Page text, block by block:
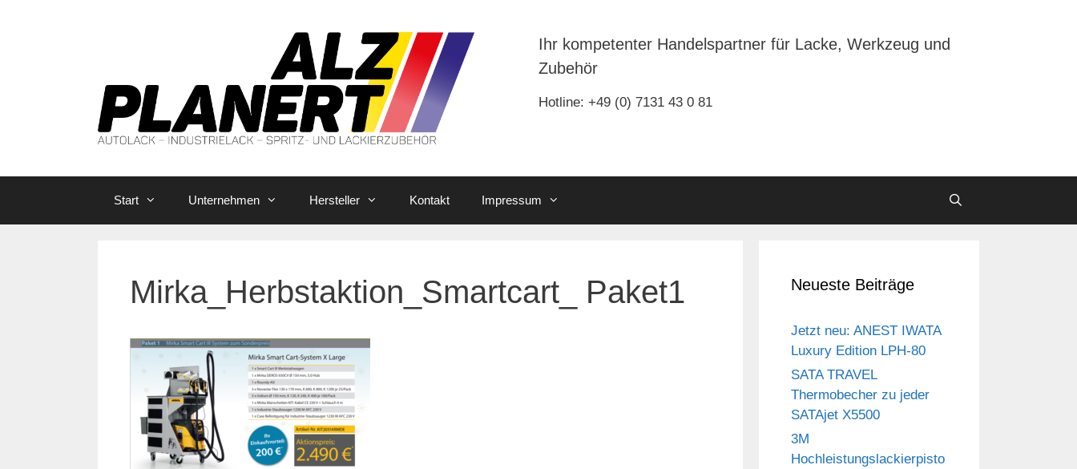
Ihr kompetenter Handelspartner für Lacke, Werkzeug und
Zubehör
Hotline: +49 (0) 7131 43 0 81
Start Unternehmen Hersteller Kontakt Impressum
Mirka_Herbstaktion_Smartcart_ Paket1 Neueste Beiträge
Jetzt neu: ANEST IWATA
Luxury Edition LPH-80
SATA TRAVEL
Thermobecher zu jeder
SATAjet X5500
3M
Hochleistungslackierpisto